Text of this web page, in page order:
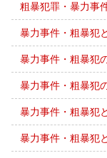
粗暴犯罪・暴力事
暴力事件・粗暴犯
暴力事件・粗暴犯
暴力事件・粗暴犯
暴力事件・粗暴犯
暴力事件・粗暴犯